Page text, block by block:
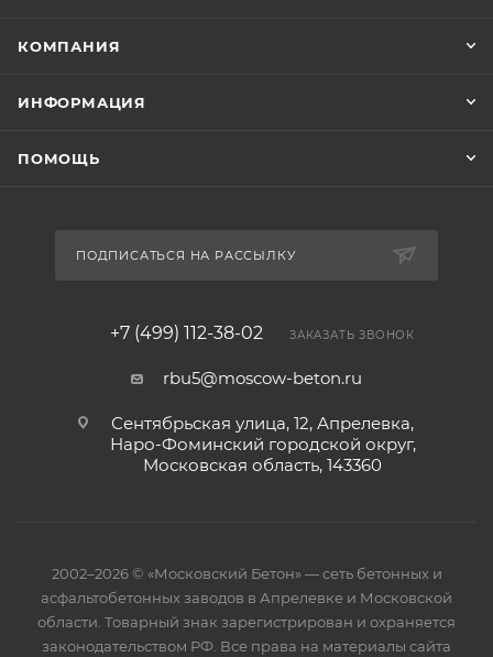
КОМПАНИЯ
ИНФОРМАЦИЯ
ПОМОЩЬ
ПОДПИСАТЬСЯ НА РАССЫЛКУ
+7 (499) 112-38-02 ЗАКАЗАТЬ ЗВОНОК
rbu5@moscow-beton.ru
Сентябрьская улица, 12, Апрелевка,
Наро-Фоминский городской округ,
Московская область, 143360
2002–2026 © «Московский Бетон» — сеть бетонных и
асфальтобетонных заводов в Апрелевке и Московской
области. Товарный знак зарегистрирован и охраняется
законодательством РФ. Все права на материалы сайта